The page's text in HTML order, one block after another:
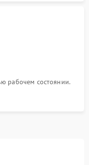
рабочем состоянии.